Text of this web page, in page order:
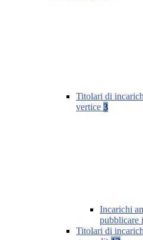
Titolari di
vertice 3
Incarichi
pubblicare
Titolari di